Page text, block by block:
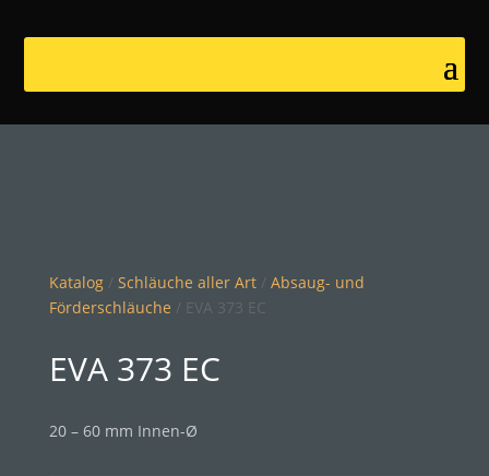
Katalog/ Schläuche aller Art/ Absaug- und
Förderschläuche / EVA 373 EC
EVA 373 EC
20 – 60 mm Innen-Ø